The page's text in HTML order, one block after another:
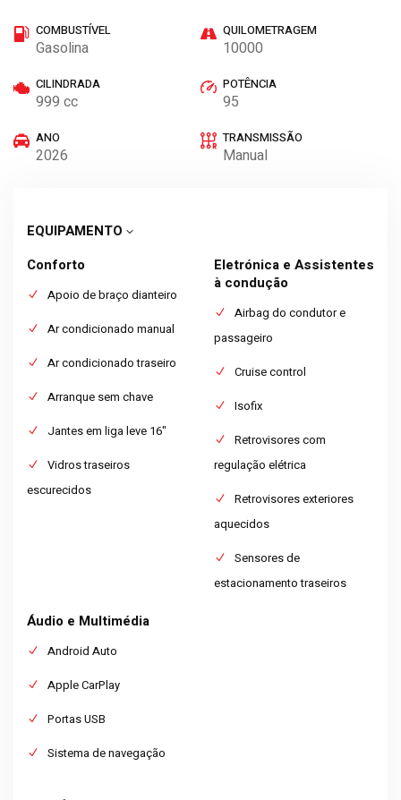
COMBUSTÍVEL
Gasolina
QUILOMETRAGEM
10000
CILINDRADA
999 cc
POTÊNCIA
95
ANO
2026
TRANSMISSÃO
Manual
EQUIPAMENTO
Conforto
Apoio de braço dianteiro
Ar condicionado manual
Ar condicionado traseiro
Arranque sem chave
Jantes em liga leve 16"
Vidros traseiros
escurecidos
Eletrónica e Assistentes
à condução
Airbag do condutor e
passageiro
Cruise control
Isofix
Retrovisores com
regulação elétrica
Retrovisores exteriores
aquecidos
Sensores de
estacionamento traseiros
Áudio e Multimédia
Android Auto
Apple CarPlay
Portas USB
Sistema de navegação